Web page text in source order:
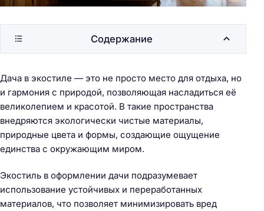
Дача в экостиле — это не просто место для отдыха, но
и гармония с природой, позволяющая насладиться её
великолепием и красотой. В такие пространства
внедряются экологически чистые материалы,
природные цвета и формы, создающие ощущение
единства с окружающим миром.
Экостиль в оформлении дачи подразумевает
использование устойчивых и переработанных
материалов, что позволяет минимизировать вред
Содержание